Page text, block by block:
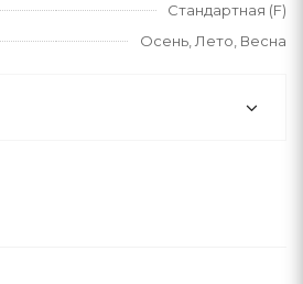
Стандартная (F)
Осень, Лето, Весна